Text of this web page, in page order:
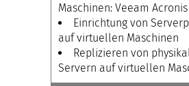
Maschinen: Veeam
Einrichtung von
auf virtuellen Maschinen
Replizieren von
Servern auf virtuellen